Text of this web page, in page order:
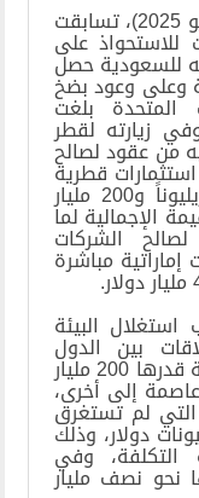
وفي زيارته الخليجية الثانية (أيار/مايو 2025)، تسابقت
على
للسعودية حصل
وعلى وعود بضخ
المتحدة بلغت
زيارته لقطر
من عقود لصالح
قطرية
مباشرة داخل الولايات المتحدة تريليوناً و200 مليار
الإجمالية لما
الشركات
مباشرة
.
البيئة
بين الدول
الخليجية ليحصل على مكافأة إضافية قدرها 200 مليار
إلى أخرى،
التي لم تستغرق
ما يقرب من 4 تريليونات دولار، وذلك
التكلفة، وفي
نحو نصف مليار